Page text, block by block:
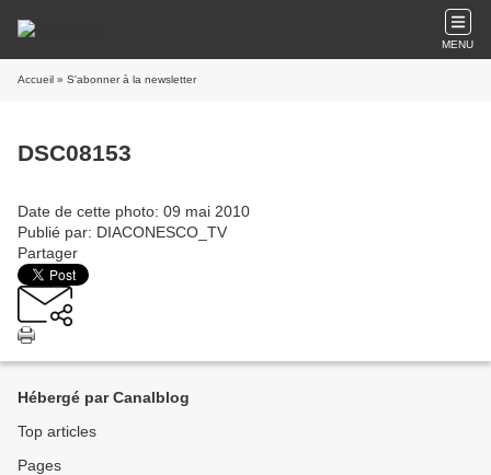
MENU
Accueil » S'abonner à la newsletter
DSC08153
Date de cette photo: 09 mai 2010
Publié par: DIACONESCO_TV
Partager
Hébergé par Canalblog
Top articles
Pages